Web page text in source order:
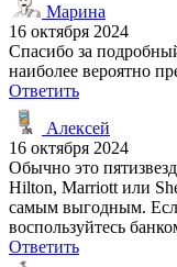
Марина
16 октября 2024
Спасибо за
наиболее вероятно
Ответить
Алексей
16 октября 2024
Обычно это
Hilton, Marriott или
самым выгодным.
воспользуйтесь
Ответить